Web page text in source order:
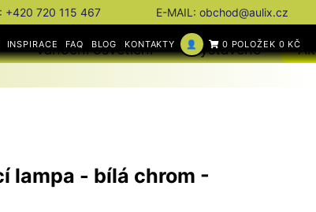
+420 720 115 467 E-MAIL: obchod@aulix.cz
INSPIRACE FAQ BLOG KONTAKTY 👤 0 POLOŽEK 0 KČ
Vánoční osvětlení Vystaveno
lampa - bílá chrom -